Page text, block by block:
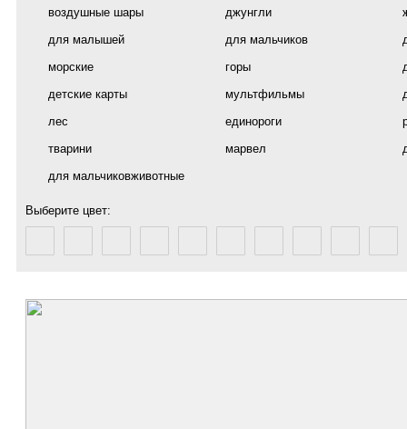
воздушные шары
джунгли
для малышей
для мальчиков
морские
горы
детские карты
мультфильмы
лес
единороги
тварини
марвел
для мальчиковживотные
Выберите цвет: